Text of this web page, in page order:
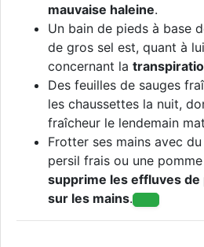
mauvaise haleine.
Un bain de pieds à base
de gros sel est, quant à
concernant la
Des feuilles de sauges
les chaussettes la nuit,
fraîcheur le lendemain
Frotter ses mains avec
persil frais ou une
supprime les effluves de
sur les mains.